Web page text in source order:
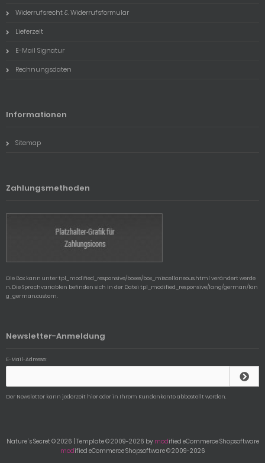
Widerrufsrecht & Widerrufsformular
Lieferzeit
E-Mail Signatur
Rechnungsdaten
Informationen
Sitemap
Zahlungsmethoden
Die Box kann unter tpl_modified_responsive/boxes/box_miscellaneous.html verändert werde
n. Die Sprachvariablen befinden sich in der Datei tpl_modified_responsive/lang/german/lan
g_german.custom.
Newsletter-Anmeldung
E-Mail-Adresse:
Der Newsletter kann jederzeit hier oder in Ihrem Kundenkonto abbestellt werden.
Nature´s Secret © 2026 | Template © 2009-2026 by modified eCommerce Shopsoftware
modified eCommerce Shopsoftware © 2009-2026